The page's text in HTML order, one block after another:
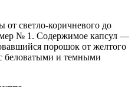
от светло-коричневого до
№ 1. Содержимое капсул —
порошок от желтого
беловатыми и темными